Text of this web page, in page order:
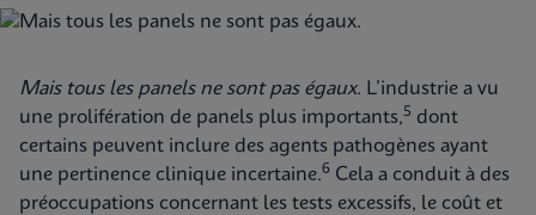
Mais tous les panels ne sont pas égaux. L’industrie a vu
une prolifération de panels plus importants,5 dont
certains peuvent inclure des agents pathogènes ayant
une pertinence clinique incertaine.6 Cela a conduit à des
préoccupations concernant les tests excessifs, le coût et